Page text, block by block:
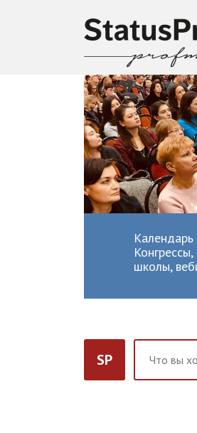
школы,
SP